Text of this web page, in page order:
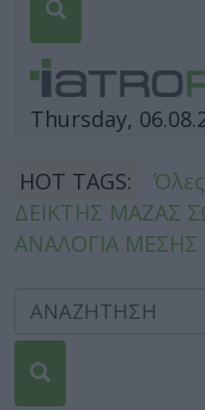
Thursday,
HOT TAGS:
Όλες
ΔΕΙΚΤΗΣ ΜΑΖΑΣ
ΑΝΑΛΟΓΙΑ